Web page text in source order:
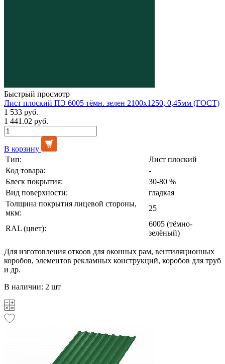
Быстрый просмотр
Лист плоский ПЭ 6005 тёмн. зелен 2100х1250, 0,45мм (ГОСТ)
1 533 руб.
1 441.02 руб.
В корзину
Тип:
Лист плоский
Код товара:
-
Блеск покрытия:
30-80 %
Вид поверхности:
гладкая
Толщина покрытия лицевой стороны,
мкм:
25
RAL (цвет):
6005 (тёмно-
зелёный)
Для изготовления откоов для оконных рам, вентиляционных
коробов, элементов рекламных конструкций, коробов для труб
и др.
В наличии: 2 шт